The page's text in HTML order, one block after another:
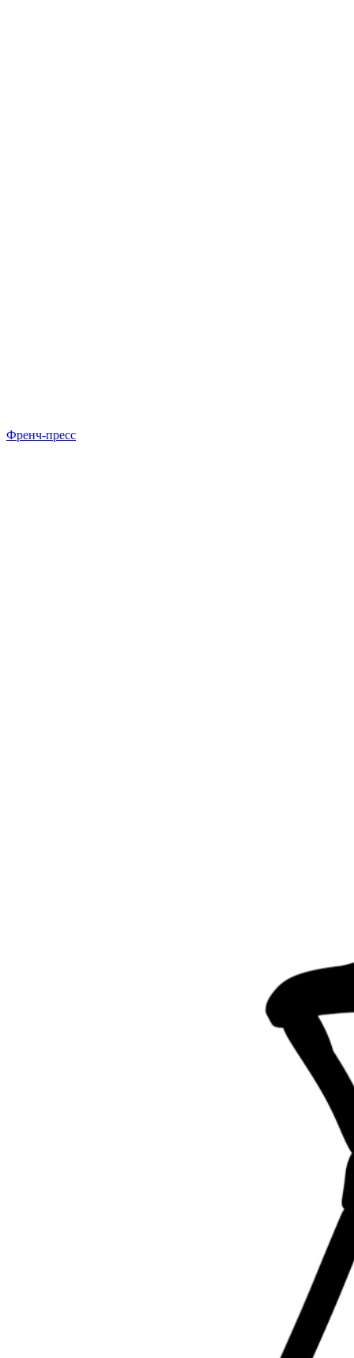
Френч-пресс